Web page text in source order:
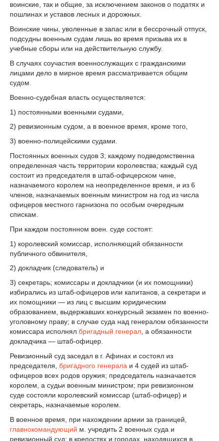
воинские, так и общие, за исключением законов о податях и
пошлинах и уставов лесных и дорожных.
Воинские чины, уволенные в запас или в бессрочный отпуск,
подсудны военным судам лишь во время призыва их в
учебные сборы или на действительную службу.
В случаях соучастия военнослужащих с гражданскими
лицами дело в мирное время рассматривается общим
судом.
Военно-судебная власть осуществляется:
1) постоянными военными судами,
2) ревизионным судом, а в военное время, кроме того,
3) военно-полицейскими судами.
Постоянных военных судов 3; каждому подведомственна
определенная часть территории королевства; каждый суд
состоит из председателя в штаб-офицерском чине,
назначаемого королем на неопределенное время, и из 6
членов, назначаемых военным министром на год из числа
офицеров местного гарнизона по особым очередным
спискам.
При каждом постоянном воен. суде состоят:
1) королевский комиссар, исполняющий обязанности
публичного обвинителя,
2) докладчик (следователь) и
3) секретарь; комиссары и докладчики (и их помощники)
избирались из штаб-офицеров или капитанов, а секретари и
их помощники — из лиц с высшим юридическим
образованием, выдержавших конкурсный экзамен по военно-
уголовному праву; в случае суда над генералом обязанности
комиссара исполнял бригадный генерал, а обязанности
докладчика — штаб-офицер.
Ревизионный суд заседал в г. Афинах и состоял из
председателя, бригадного генерала и 4 судей из штаб-
офицеров всех родов оружия; председатель назначается
королем, а судьи военным министром; при ревизионном
суде состояли королевский комиссар (штаб-офицер) и
секретарь, назначаемые королем.
В военное время, при нахождении армии за границей,
главнокомандующий м. учредить 2 военных суда и
ревизионный суд; в крепостях и городах, находящихся в